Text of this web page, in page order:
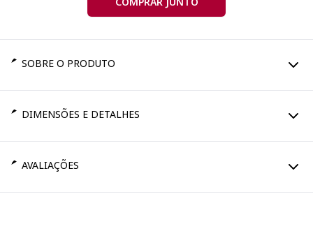
SOBRE O PRODUTO
DIMENSÕES E DETALHES
AVALIAÇÕES